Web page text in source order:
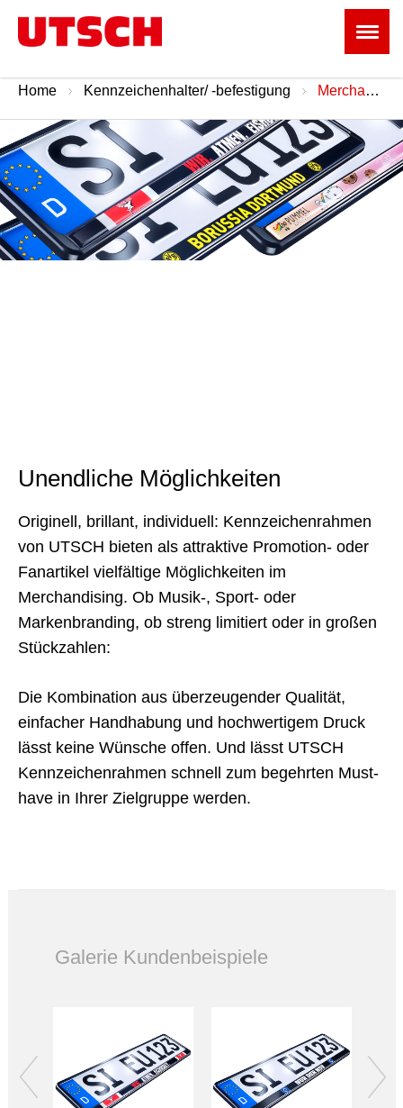
Home Kennzeichenhalter/ -befestigung Merchandising
Unendliche Möglichkeiten
Originell, brillant, individuell: Kennzeichenrahmen
von UTSCH bieten als attraktive Promotion- oder
Fanartikel vielfältige Möglichkeiten im
Merchandising. Ob Musik-, Sport- oder
Markenbranding, ob streng limitiert oder in großen
Stückzahlen:
Die Kombination aus überzeugender Qualität,
einfacher Handhabung und hochwertigem Druck
lässt keine Wünsche offen. Und lässt UTSCH
Kennzeichenrahmen schnell zum begehrten Must-
have in Ihrer Zielgruppe werden.
Galerie Kundenbeispiele